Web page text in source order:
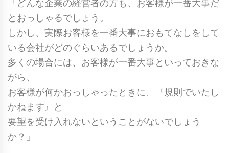
「どんな企業の経営者の方も、お客様が一番大事だ
とおっしゃるでしょう。
しかし、実際お客様を一番大事におもてなしをして
いる会社がどのぐらいあるでしょうか。
多くの場合には、お客様が一番大事といっておきな
がら、
お客様が何かおっしゃったときに、『規則でいたし
かねます』と
要望を受け入れないということがないでしょう
か？」